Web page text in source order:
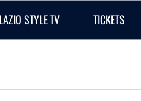
LAZIO STYLE TV TICKETS